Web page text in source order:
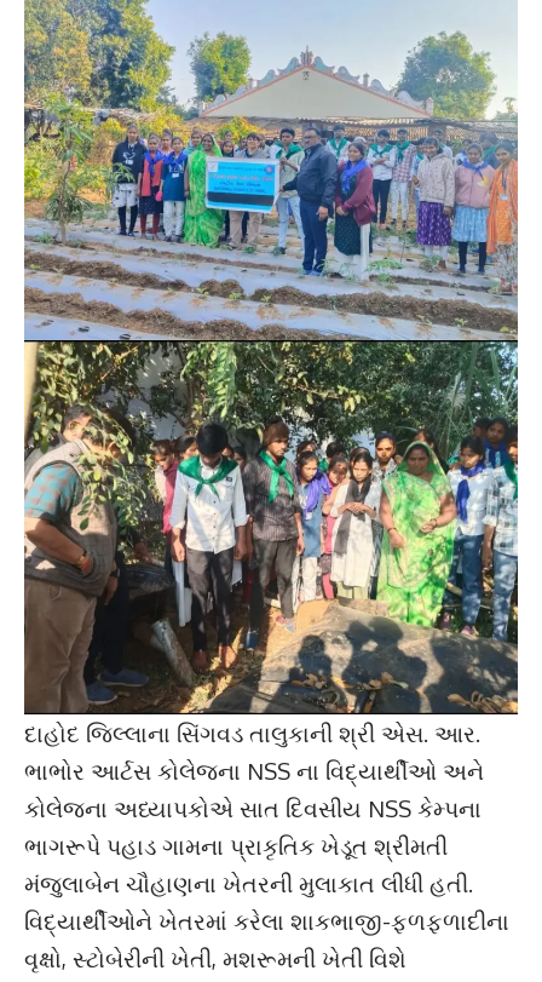
દાહોદ જિલ્લાના સિંગવડ તાલુકાની શ્રી એસ. આર.
ભાભોર આર્ટસ કોલેજના NSS ના વિદ્યાર્થીઓ અને
કોલેજના અધ્યાપકોએ સાત દિવસીય NSS કેમ્પના
ભાગરૂપે પહાડ ગામના પ્રાકૃતિક ખેડૂત શ્રીમતી
મંજુલાબેન ચૌહાણના ખેતરની મુલાકાત લીધી હતી.
વિદ્યાર્થીઓને ખેતરમાં કરેલા શાકભાજી-ફળફળાદીના
વૃક્ષો, સ્ટોબેરીની ખેતી, મશરૂમની ખેતી વિશે